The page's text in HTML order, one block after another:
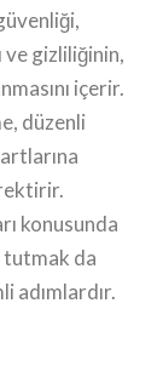
ve gizliliğinin,
içerir.
düzenli
konusunda
tutmak da
adımlardır.